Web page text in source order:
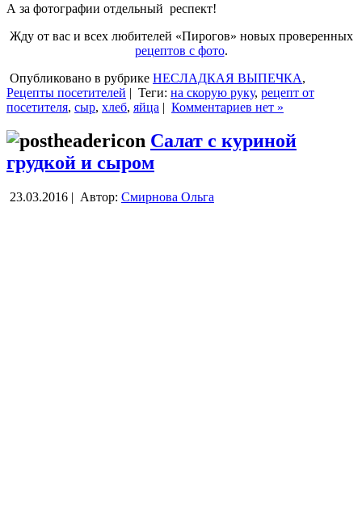
А за фотографии отдельный респект!
Жду от вас и всех любителей «Пирогов» новых проверенных
рецептов с фото.
Опубликовано в рубрике НЕСЛАДКАЯ ВЫПЕЧКА,
Рецепты посетителей | Теги: на скорую руку, рецепт от
посетителя, сыр, хлеб, яйца | Комментариев нет »
Салат с куриной
грудкой и сыром
23.03.2016 | Автор: Смирнова Ольга